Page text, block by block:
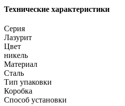
Технические характеристики
Серия
Лазурит
Цвет
никель
Материал
Сталь
Тип упаковки
Коробка
Способ установки